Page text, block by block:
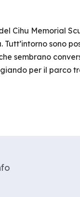
Cihu Memorial
Tutt’intorno sono
sembrano
per il parco